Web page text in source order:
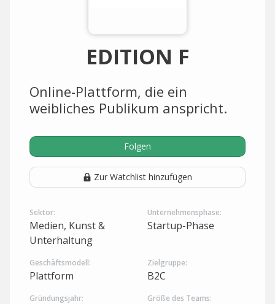
EDITION F
Online-Plattform, die ein
weibliches Publikum anspricht.
Folgen
Zur Watchlist hinzufügen
Sektor:
Medien, Kunst &
Unterhaltung
Unternehmensphase:
Startup-Phase
Geschäftsmodell:
Plattform
Zielgruppe:
B2C
Gründungsjahr: Größe des Teams: